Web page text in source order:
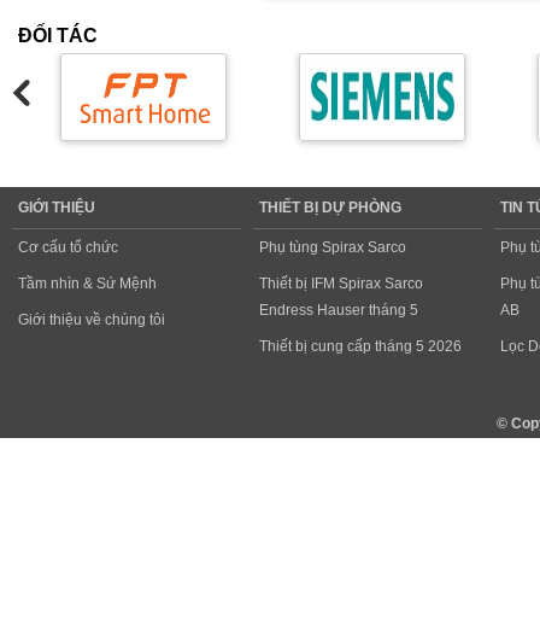
ĐỐI TÁC
GIỚI THIỆU
Cơ cấu tổ chức
Tầm nhìn & Sứ Mệnh
Giới thiệu về chúng tôi
THIẾT BỊ DỰ PHÒNG
Phụ tùng Spirax Sarco
Thiết bị IFM Spirax Sarco
Endress Hauser tháng 5
Thiết bị cung cấp tháng 5 2026
TIN
Phụ
Phụ
AB
Lọc
©